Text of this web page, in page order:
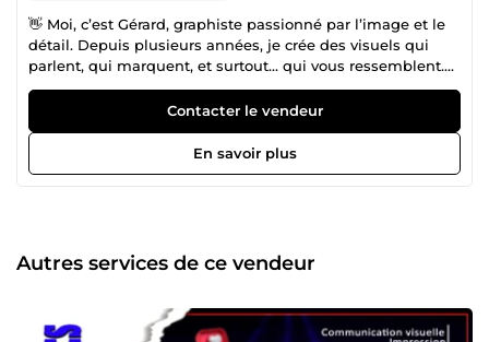
👋 Moi, c’est Gérard, graphiste passionné par l’image et le
détail. Depuis plusieurs années, je crée des visuels qui
parlent, qui marquent, et surtout… qui vous ressemblent.
🎨 Du logo à l’identité visuelle complète, en passant par
les affiches, flyers, contenus pour les réseaux ou design
web, je donne vie à vos idées avec créativité et sens. Mon
objectif ? Mettre en valeur votre univers avec un design
clair, moderne et percutant. 💡 Créatif, à l’écoute, réactif –
Contacter le vendeur
En savoir plus
Autres services de ce vendeur